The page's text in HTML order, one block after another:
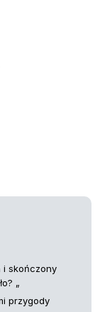
i skończony
„
przygody